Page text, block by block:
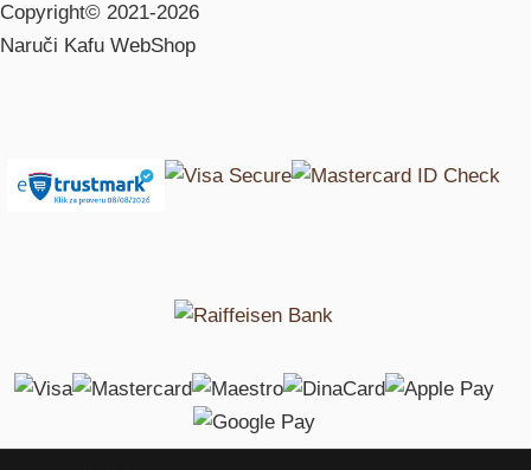
Copyright© 2021-2026
Naruči Kafu WebShop